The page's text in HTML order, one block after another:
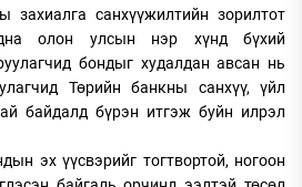
захиалга санхүүжилтийн зорилтот
олон улсын нэр хүнд бүхий
бондыг худалдан авсан нь
Төрийн банкны санхүү, үйл
байдалд бүрэн итгэж буйн илрэл
эх үүсвэрийг тогтвортой, ногоон